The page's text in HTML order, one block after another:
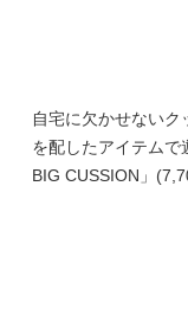
自宅に欠かせない
を配したアイテムで
BIG CUSSION」